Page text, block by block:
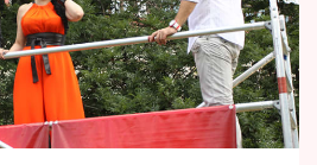
Karlovy Vary